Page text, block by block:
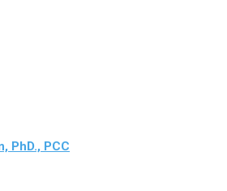
PhD., PCC